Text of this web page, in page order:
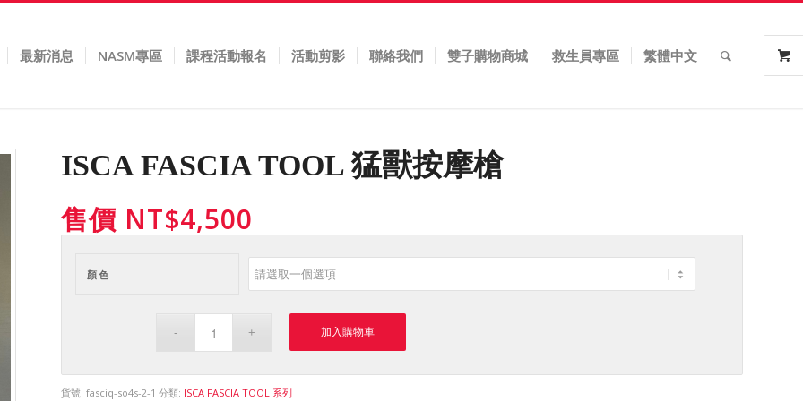
最新消息 NASM專區 課程活動報名 活動剪影 聯絡我們 雙子購物商城 救生員專區 繁體中文
ISCA FASCIA TOOL 猛獸按摩槍
售價 NT$4,500
顏色
加入購物車
貨號:fasciq-so4s-2-1 分類: ISCA FASCIA TOOL 系列